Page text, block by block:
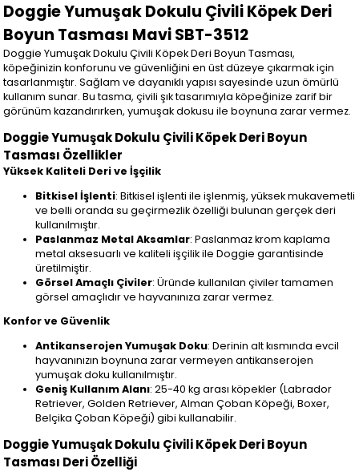
Doggie Yumuşak Dokulu Çivili Köpek Deri
Boyun Tasması Mavi SBT-3512
Doggie Yumuşak Dokulu Çivili Köpek Deri Boyun Tasması,
köpeğinizin konforunu ve güvenliğini en üst düzeye çıkarmak için
tasarlanmıştır. Sağlam ve dayanıklı yapısı sayesinde uzun ömürlü
kullanım sunar. Bu tasma, çivili şık tasarımıyla köpeğinize zarif bir
görünüm kazandırırken, yumuşak dokusu ile boynuna zarar vermez.
Doggie Yumuşak Dokulu Çivili Köpek Deri Boyun
Tasması Özellikler
Yüksek Kaliteli Deri ve İşçilik
Bitkisel İşlenti: Bitkisel işlenti ile işlenmiş, yüksek mukavemetli
ve belli oranda su geçirmezlik özelliği bulunan gerçek deri
kullanılmıştır.
Paslanmaz Metal Aksamlar: Paslanmaz krom kaplama
metal aksesuarlı ve kaliteli işçilik ile Doggie garantisinde
üretilmiştir.
Görsel Amaçlı Çiviler: Üründe kullanılan çiviler tamamen
görsel amaçlıdır ve hayvanınıza zarar vermez.
Konfor ve Güvenlik
Antikanserojen Yumuşak Doku: Derinin alt kısmında evcil
hayvanınızın boynuna zarar vermeyen antikanserojen
yumuşak doku kullanılmıştır.
Geniş Kullanım Alanı: 25-40 kg arası köpekler (Labrador
Retriever, Golden Retriever, Alman Çoban Köpeği, Boxer,
Belçika Çoban Köpeği) gibi kullanabilir.
Doggie Yumuşak Dokulu Çivili Köpek Deri Boyun
Tasması Deri Özelliği